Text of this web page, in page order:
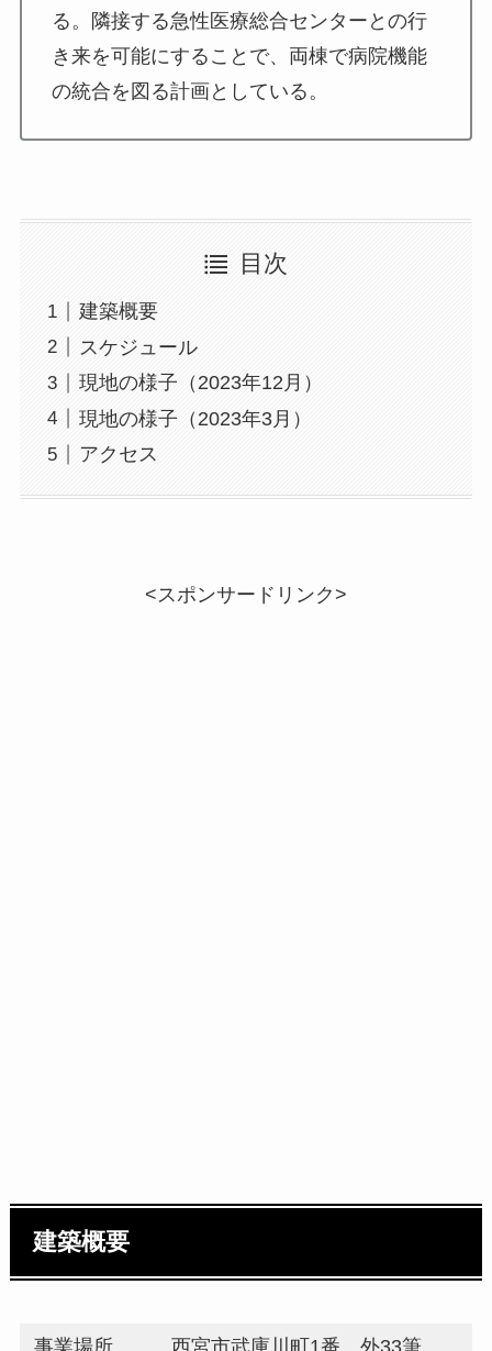
る。隣接する急性医療総合センターとの行
き来を可能にすることで、両棟で病院機能
の統合を図る計画としている。
目次
建築概要
スケジュール
現地の様子（2023年12月）
現地の様子（2023年3月）
アクセス
<スポンサードリンク>
建築概要